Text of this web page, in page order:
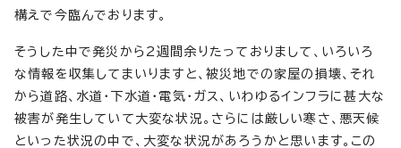
構えで今臨んでおります。
そうした中で発災から2週間余りたっておりまして、いろいろ
な情報を収集してまいりますと、被災地での家屋の損壊、それ
から道路、水道・下水道・電気・ガス、いわゆるインフラに甚大な
被害が発生していて大変な状況。さらには厳しい寒さ、悪天候
といった状況の中で、大変な状況があろうかと思います。この